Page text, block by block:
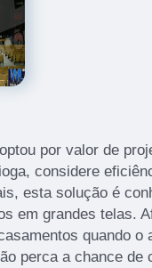
por valor de
considere
esta solução é
em grandes telas.
quando o
perca a chance de